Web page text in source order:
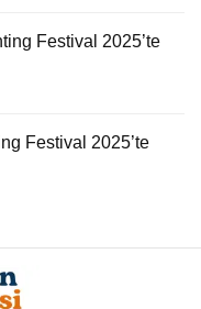
Festival 2025’te
Festival 2025’te